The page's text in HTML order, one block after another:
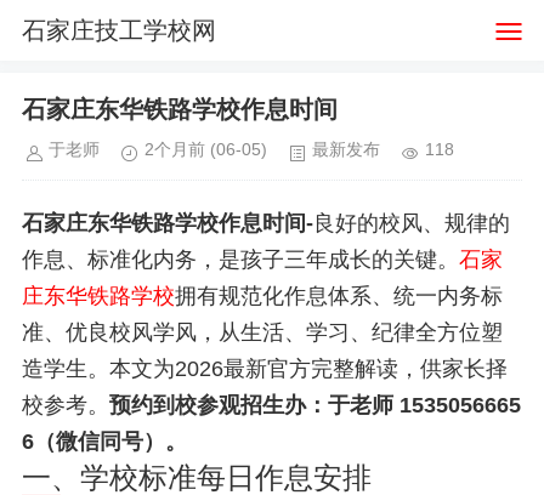
石家庄技工学校网
石家庄东华铁路学校作息时间
于老师 2个月前 (06-05) 最新发布 118
石家庄东华铁路学校作息时间-良好的校风、规律的
作息、标准化内务，是孩子三年成长的关键。 石家
庄东华铁路学校拥有规范化作息体系、统一内务标
准、优良校风学风，从生活、学习、纪律全方位塑
造学生。本文为2026最新官方完整解读，供家长择
校参考。 预约到校参观招生办：于老师 1535056665
6（微信同号）。
一、学校标准每日作息安排